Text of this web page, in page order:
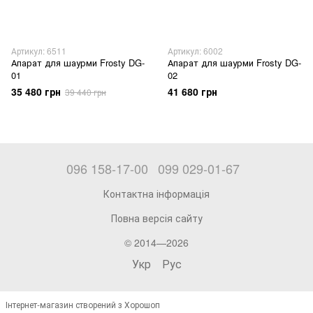
Артикул: 6511
Апарат для шаурми Frosty DG-
01
35 480 грн 39 440 грн
Артикул: 6002
Апарат для шаурми Frosty DG-
02
41 680 грн
096 158-17-00 099 029-01-67
Контактна інформація
Повна версія сайту
© 2014—2026
Укр Рус
Інтернет-магазин створений з Хорошоп